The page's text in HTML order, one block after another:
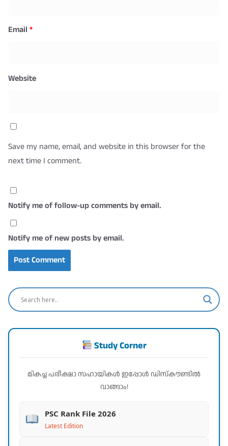
Email *
Website
Save my name, email, and website in this browser for the
next time I comment.
Notify me of follow-up comments by email.
Notify me of new posts by email.
Study Corner
മികച്ച പരീക്ഷാ സഹായികൾ ഇപ്പോൾ ഡിസ്കൗണ്ടിൽ
വാങ്ങാം!
PSC Rank File 2026
Latest Edition